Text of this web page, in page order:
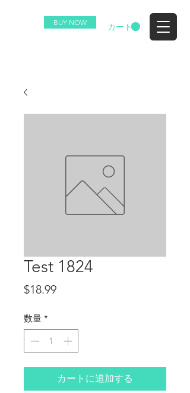
BUY NOW カート
Test 1824
$18.99価格
数量 *
カートに追加する